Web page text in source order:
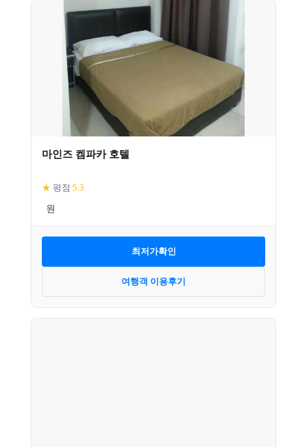
마인즈 켐파카 호텔
★ 평점 5.3
최저가확인
여행객 이용후기